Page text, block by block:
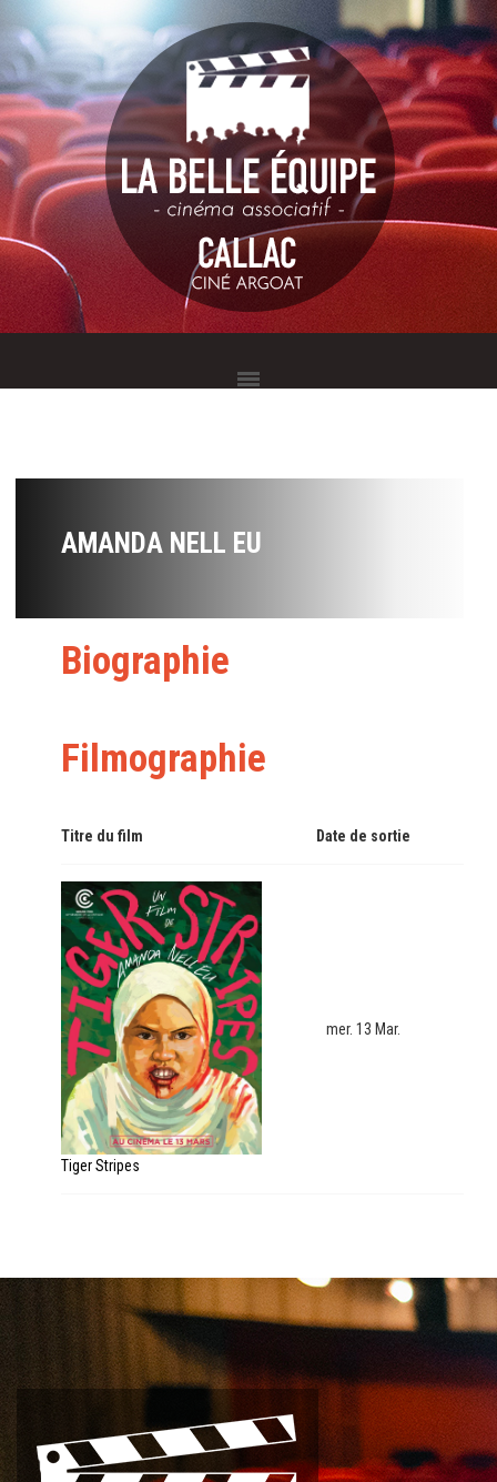
AMANDA NELL EU
Biographie
Filmographie
Titre du film Date de sortie
Tiger Stripes
mer. 13 Mar.